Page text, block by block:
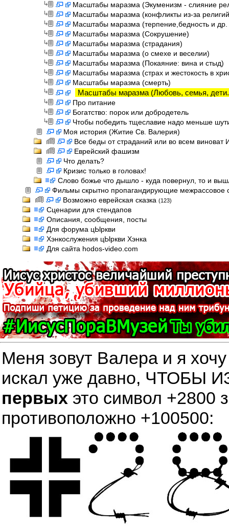
Масштабы маразма (Экуменизм - слияние
Масштабы маразма (конфликты из-за
Масштабы маразма (терпение,бедность и др.
Масштабы маразма (Сокрушение)
Масштабы маразма (страдания)
Масштабы маразма (о смехе и веселии)
Масштабы маразма (Покаяние: вина и стыд)
Масштабы маразма (страх и жестокость в
Масштабы маразма (смерть)
Масштабы маразма (Любовь, семья,
Про питание
Богатство: порок или добродетель
Чтобы победить тщеславие надо меньше
Моя история (Житие Св. Валерия)
Все беды от страданий или во всем виноват
Еврейский фашизм
Что делать?
Кризис только в головах!
Слово божье что дышло - куда повернул, то и
Фильмы скрытно пропагандирующие
Возможно еврейская сказка (123)
Сценарии для стендапов
Описания, сообщения, посты
Для форума цЫркви
Хэнкослужения цЫркви Хэнка
Для сайта hodos-video.com
Меня зовут Валера и я
искал уже давно,
первых это символ +2800
противоположно +100500: